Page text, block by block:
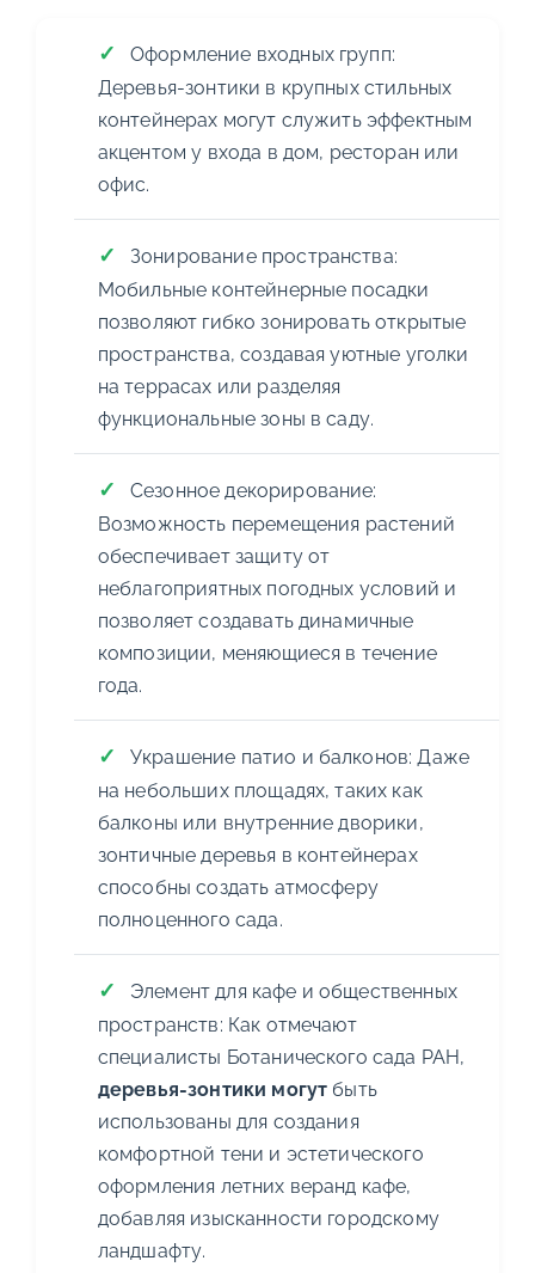
Оформление входных групп:
Деревья-зонтики в крупных стильных
контейнерах могут служить эффектным
акцентом у входа в дом, ресторан или
офис.
Зонирование пространства:
Мобильные контейнерные посадки
позволяют гибко зонировать открытые
пространства, создавая уютные уголки
на террасах или разделяя
функциональные зоны в саду.
Сезонное декорирование:
Возможность перемещения растений
обеспечивает защиту от
неблагоприятных погодных условий и
позволяет создавать динамичные
композиции, меняющиеся в течение
года.
Украшение патио и балконов: Даже
на небольших площадях, таких как
балконы или внутренние дворики,
зонтичные деревья в контейнерах
способны создать атмосферу
полноценного сада.
Элемент для кафе и общественных
пространств: Как отмечают
специалисты Ботанического сада РАН,
деревья-зонтики могут быть
использованы для создания
комфортной тени и эстетического
оформления летних веранд кафе,
добавляя изысканности городскому
ландшафту.